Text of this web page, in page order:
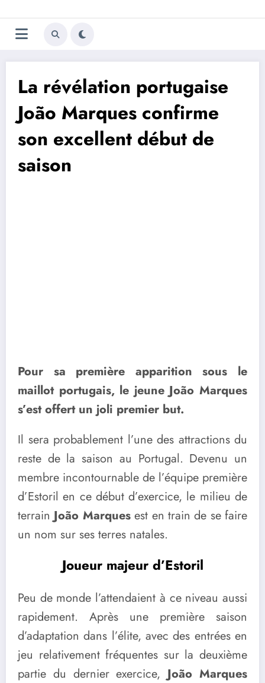
au
contenu
Trivela
L'actualité du football
La révélation portugaise
João Marques confirme
son excellent début de
saison
Pour sa première apparition sous le
maillot portugais, le jeune João Marques
s’est offert un joli premier but.
Il sera probablement l’une des attractions du
reste de la saison au Portugal. Devenu un
membre incontournable de l’équipe première
d’Estoril en ce début d’exercice, le milieu de
terrainJoão Marquesest en train de se faire
un nom sur ses terres natales.
Joueur majeur d’Estoril
Peu de monde l’attendaient à ce niveau aussi
rapidement. Après une première saison
d’adaptation dans l’élite, avec des entrées en
jeu relativement fréquentes sur la deuxième
partie du dernier exercice, João Marques